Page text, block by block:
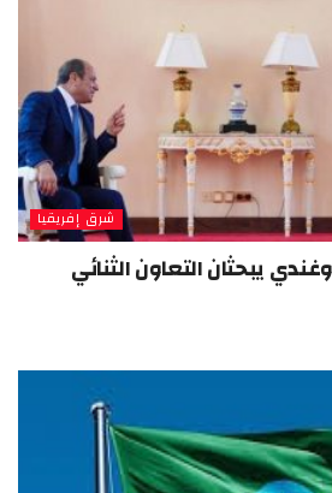
شرق إفريقيا
يبحثان التعاون الثنائي